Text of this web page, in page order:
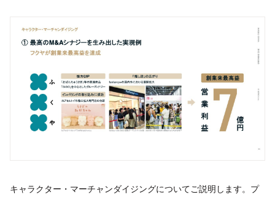
キャラクター・マーチャンダイジングについてご説明します。プ